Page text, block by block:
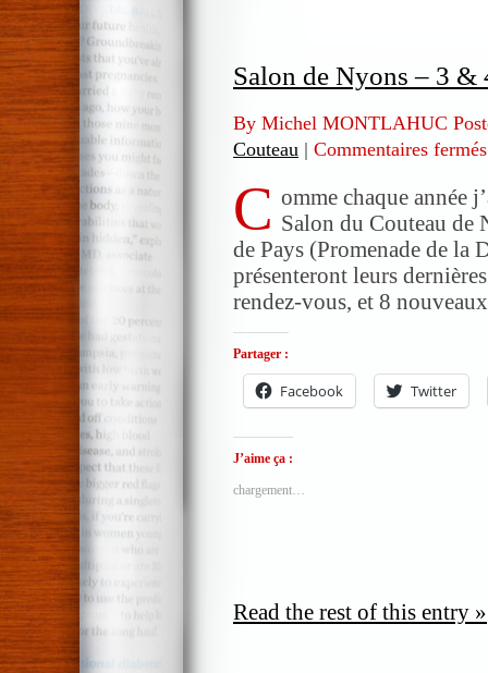
Salon de Nyons – 3 &
By Michel MONTLAHUC
Couteau | Commentaires fermés
C omme chaque année
Salon du Couteau de
de Pays (Promenade de la
présenteront leurs
rendez-vous, et 8
Partager :
Facebook Twitter
J’aime ça :
chargement…
Read the rest of this entry »